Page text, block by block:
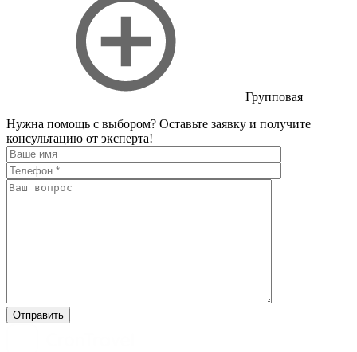
Групповая
Нужна помощь с выбором? Оставьте заявку и получите
консультацию от эксперта!